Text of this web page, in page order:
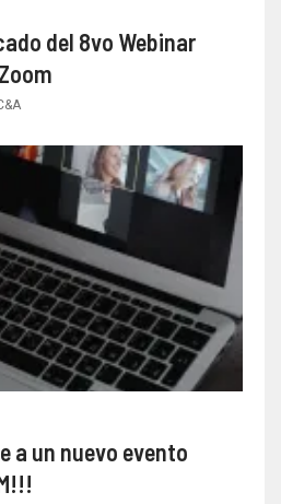
del 8vo Webinar
a un nuevo evento